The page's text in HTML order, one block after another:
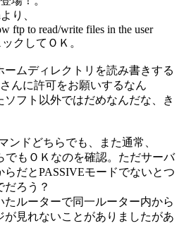
り、
to read/write files in the user
クしてＯＫ。
ームディレクトリを読み書きする
んに許可をお願いするなん
フト以外ではだめなんだな、き
ンドどちらでも、また通常、
でもＯＫなのを確認。ただサーバ
だとPASSIVEモードでないとつ
だろう？
たルーターで同一ルーター内から
が見れないことがありましたがあ